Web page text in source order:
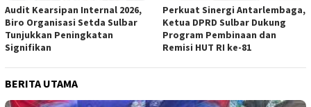
Audit Kearsipan Internal 2026,
Biro Organisasi Setda Sulbar
Tunjukkan Peningkatan
Signifikan
Perkuat Sinergi Antarlembaga,
Ketua DPRD Sulbar Dukung
Program Pembinaan dan
Remisi HUT RI ke-81
BERITA UTAMA